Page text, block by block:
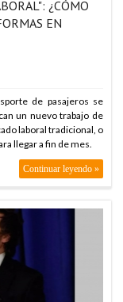
PACTO DE
PACTO DE
PACTO DE
PACTO DE
PACTO DE
PACTO DE
PACTO DE
PACTO DE
¿CÓMO
EN
de pasajeros se
un nuevo trabajo de
laboral tradicional, o
llegar a fin de mes.
Continuar leyendo »